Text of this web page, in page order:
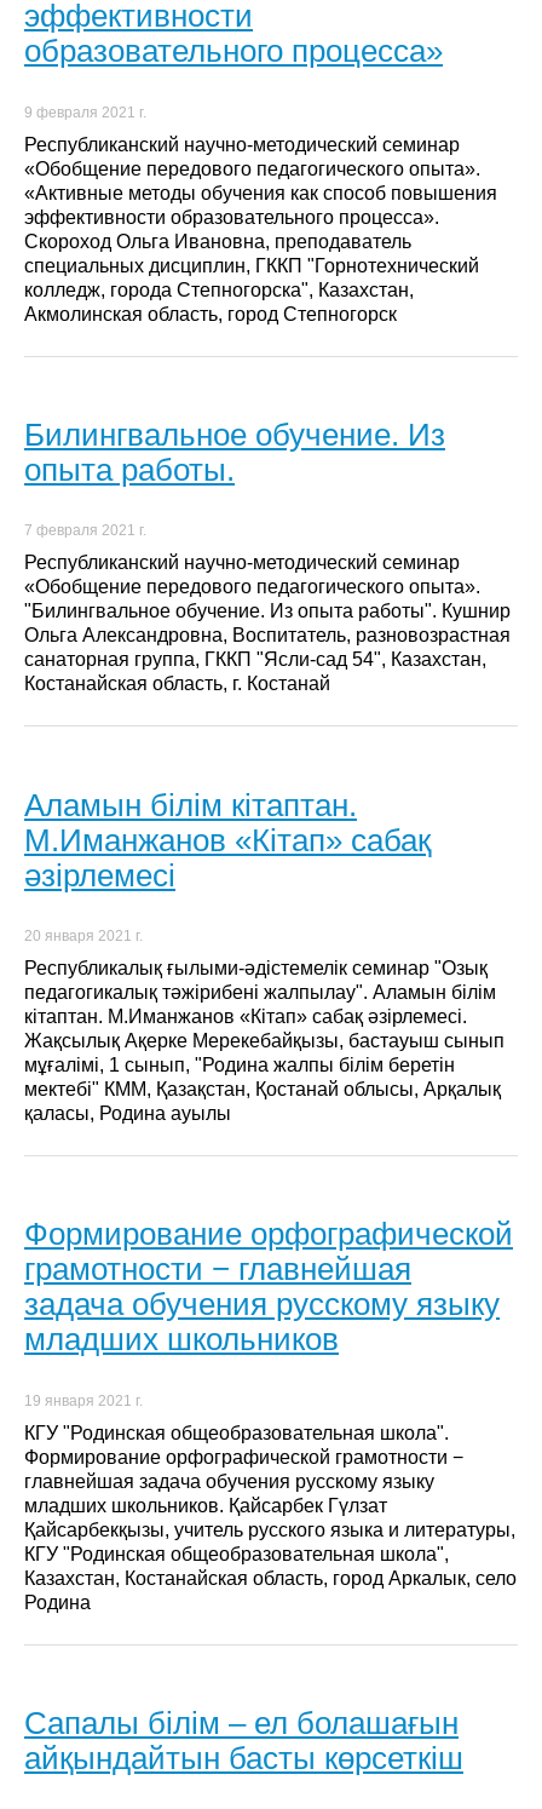
эффективности
образовательного процесса»
9 февраля 2021 г.
Республиканский научно-методический семинар
«Обобщение передового педагогического опыта».
«Активные методы обучения как способ повышения
эффективности образовательного процесса».
Скороход Ольга Ивановна, преподаватель
специальных дисциплин, ГККП "Горнотехнический
колледж, города Степногорска", Казахстан,
Акмолинская область, город Степногорск
Билингвальное обучение. Из
опыта работы.
7 февраля 2021 г.
Республиканский научно-методический семинар
«Обобщение передового педагогического опыта».
"Билингвальное обучение. Из опыта работы". Кушнир
Ольга Александровна, Воспитатель, разновозрастная
санаторная группа, ГККП "Ясли-сад 54", Казахстан,
Костанайская область, г. Костанай
Аламын білім кітаптан.
М.Иманжанов «Кітап» сабақ
әзірлемесі
20 января 2021 г.
Республикалық ғылыми-әдістемелік семинар "Озық
педагогикалық тәжірибені жалпылау". Аламын білім
кітаптан. М.Иманжанов «Кітап» сабақ әзірлемесі.
Жақсылық Ақерке Мерекебайқызы, бастауыш сынып
мұғалімі, 1 сынып, "Родина жалпы білім беретін
мектебі" КММ, Қазақстан, Қостанай облысы, Арқалық
қаласы, Родина ауылы
Формирование орфографической
грамотности − главнейшая
задача обучения русскому языку
младших школьников
19 января 2021 г.
КГУ "Родинская общеобразовательная школа".
Формирование орфографической грамотности −
главнейшая задача обучения русскому языку
младших школьников. Қайсарбек Гүлзат
Қайсарбекқызы, учитель русского языка и литературы,
КГУ "Родинская общеобразовательная школа",
Казахстан, Костанайская область, город Аркалык, село
Родина
Сапалы білім – ел болашағын
айқындайтын басты көрсеткіш